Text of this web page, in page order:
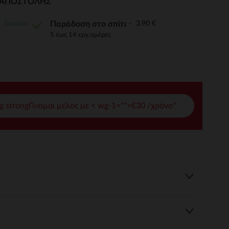
να διαχειριστείτε τις ρυθμίσεις απορρήτου,
ΑΠΟΣΤΟΛΉΣ
Παράδοση στο σπίτι 3,90 €
5 έως 14 εργ.ημέρες
strongΓίνομαι μέλος με < wg-1="">€30 /χρόνο*